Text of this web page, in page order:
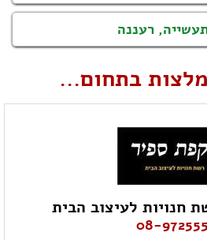
רעננה
בתחום...
חנויות לעיצוב הבית
08-